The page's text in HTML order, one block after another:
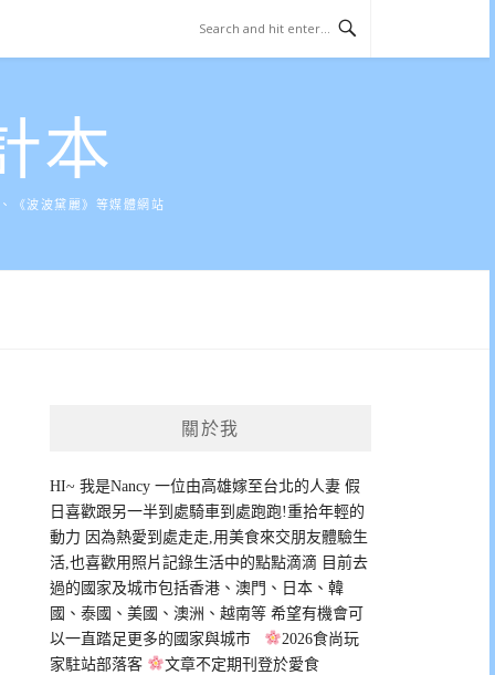
本
《波波黛麗》等媒體網站
關於我
HI~ 我是Nancy 一位由高雄嫁至台北的人妻 假
日喜歡跟另一半到處騎車到處跑跑!重拾年輕的
動力 因為熱愛到處走走,用美食來交朋友體驗生
活,也喜歡用照片記錄生活中的點點滴滴 目前去
過的國家及城市包括香港、澳門、日本、韓
國、泰國、美國、澳洲、越南等 希望有機會可
以一直踏足更多的國家與城市
2026食尚玩
家駐站部落客
文章不定期刊登於愛食